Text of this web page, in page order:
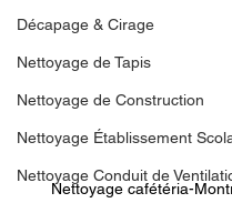
Décapage & Cirage
Nettoyage de Tapis
Nettoyage de Construction
Nettoyage Établissement
Nettoyage Conduit de
Nettoyage cafétéria-